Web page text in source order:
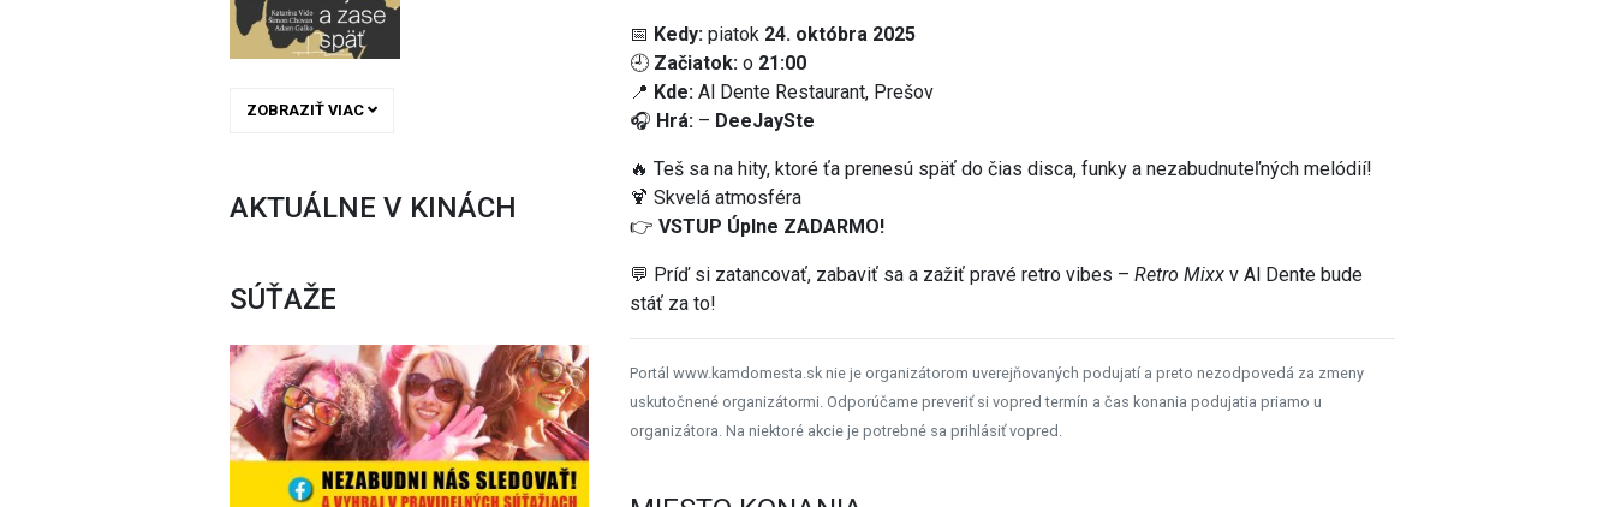
ZOBRAZIŤ VIAC
AKTUÁLNE V KINÁCH
SÚŤAŽE
📅 Kedy: piatok 24. októbra 2025
🕘 Začiatok: o 21:00
📍 Kde: Al Dente Restaurant, Prešov
🎧 Hrá: – DeeJaySte
🔥 Teš sa na hity, ktoré ťa prenesú späť do čias disca, funky a nezabudnuteľných melódií!
🍹 Skvelá atmosféra
👉VSTUP Úplne ZADARMO!
💬 Príď si zatancovať, zabaviť sa a zažiť pravé retro vibes –Retro Mixx v Al Dente bude
stáť za to!
Portál www.kamdomesta.sk nie je organizátorom uverejňovaných podujatí a preto nezodpovedá za zmeny
uskutočnené organizátormi. Odporúčame preveriť si vopred termín a čas konania podujatia priamo u
organizátora. Na niektoré akcie je potrebné sa prihlásiť vopred.